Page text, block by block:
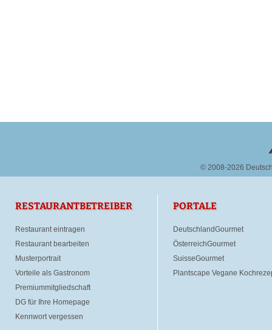
© 2008-2026
RESTAURANTBETREIBER
Restaurant eintragen
Restaurant bearbeiten
Musterportrait
Vorteile als Gastronom
Premiummitgliedschaft
DG für Ihre Homepage
Kennwort vergessen
PORTALE
DeutschlandGourmet
ÖsterreichGourmet
SuisseGourmet
Plantscape Vegane